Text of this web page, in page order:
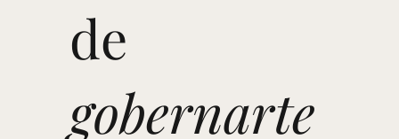
de
gobernarte